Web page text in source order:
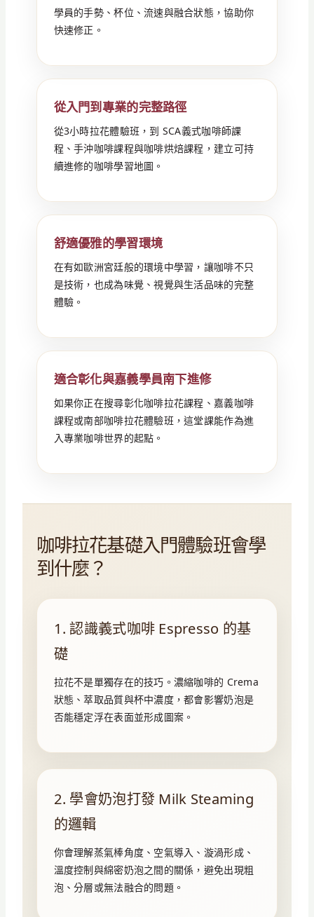
學員的手勢、杯位、流速與融合狀態，協助你
快速修正。
從入門到專業的完整路徑
從3小時拉花體驗班，到 SCA義式咖啡師課
程、手沖咖啡課程與咖啡烘焙課程，建立可持
續進修的咖啡學習地圖。
舒適優雅的學習環境
在有如歐洲宮廷般的環境中學習，讓咖啡不只
是技術，也成為味覺、視覺與生活品味的完整
體驗。
適合彰化與嘉義學員南下進修
如果你正在搜尋彰化咖啡拉花課程、嘉義咖啡
課程或南部咖啡拉花體驗班，這堂課能作為進
入專業咖啡世界的起點。
咖啡拉花基礎入門體驗班會學
到什麼？
1. 認識義式咖啡 Espresso 的基
礎
拉花不是單獨存在的技巧。濃縮咖啡的 Crema
狀態、萃取品質與杯中濃度，都會影響奶泡是
否能穩定浮在表面並形成圖案。
2. 學會奶泡打發 Milk Steaming
的邏輯
你會理解蒸氣棒角度、空氣導入、漩渦形成、
溫度控制與綿密奶泡之間的關係，避免出現粗
泡、分層或無法融合的問題。